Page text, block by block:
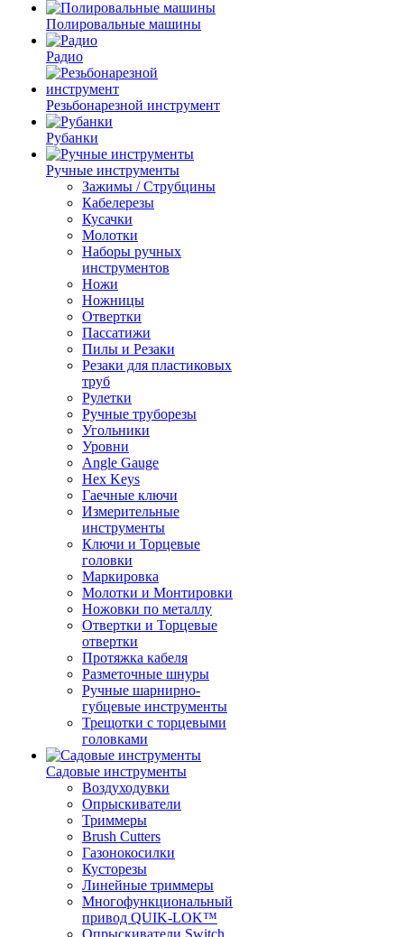
Полировальные машины
Радио
Резьбонарезной инструмент
Рубанки
Ручные инструменты
Зажимы / Струбцины
Кабелерезы
Кусачки
Молотки
Наборы ручных
инструментов
Ножи
Ножницы
Отвертки
Пассатижи
Пилы и Резаки
Резаки для пластиковых
труб
Рулетки
Ручные труборезы
Угольники
Уровни
Angle Gauge
Hex Keys
Гаечные ключи
Измерительные
инструменты
Ключи и Торцевые
головки
Маркировка
Молотки и Монтировки
Ножовки по металлу
Отвертки и Торцевые
отвертки
Протяжка кабеля
Разметочные шнуры
Ручные шарнирно-
губцевые инструменты
Трещотки с торцевыми
головками
Садовые инструменты
Воздуходувки
Опрыскиватели
Триммеры
Brush Cutters
Газонокосилки
Кусторезы
Линейные триммеры
Многофункциональный
привод QUIK-LOK™
Опрыскиватели Switch